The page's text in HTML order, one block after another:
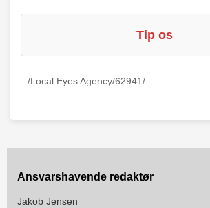
Tip os
/Local Eyes Agency/62941/
Ansvarshavende redaktør
Jakob Jensen